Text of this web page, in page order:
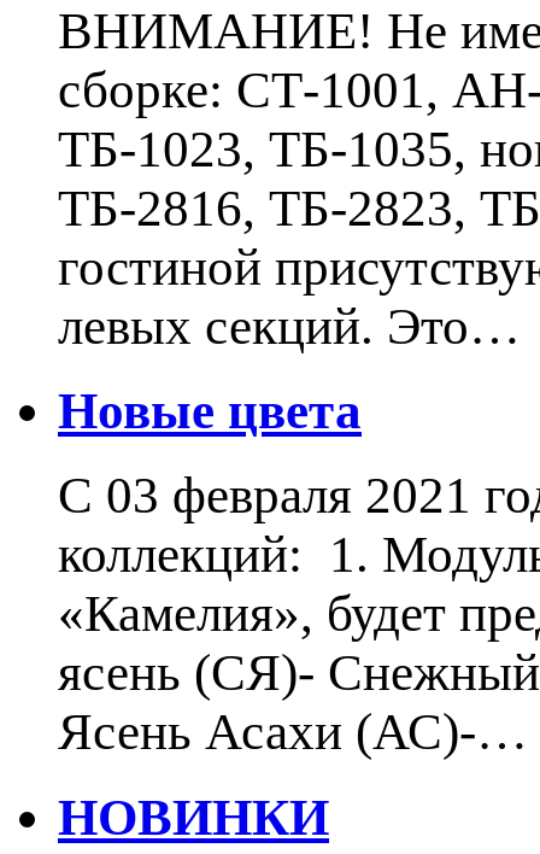
ВНИМАНИЕ! Не
сборке: СТ-1001,
ТБ-1023, ТБ-1035,
ТБ-2816, ТБ-2823,
гостиной
левых секций. Это…
Новые цвета
С 03 февраля 2021
коллекций: 1.
«Камелия», будет
ясень (СЯ)- Снежный
Ясень Асахи (АС)-…
НОВИНКИ